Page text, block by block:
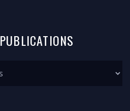
PUBLICATIONS